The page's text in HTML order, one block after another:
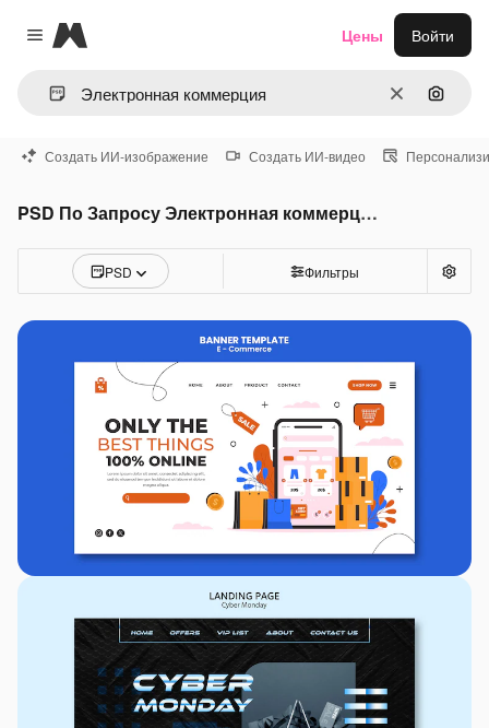
Close menu
Magnific
ОчиститьПоиск
Цены Войти
Создать ИИ-изображение Создать ИИ-видео
PSD По Запросу Электронная коммерция
PSD Фильтры